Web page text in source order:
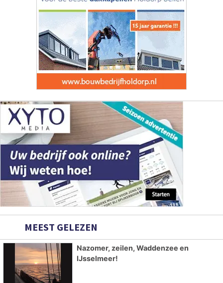
MEEST GELEZEN
Nazomer, zeilen, Waddenzee en
IJsselmeer!